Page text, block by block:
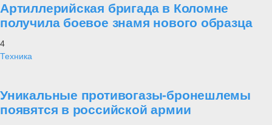
Артиллерийская бригада в Коломне
получила боевое знамя нового образца
4
Техника
Уникальные противогазы-бронешлемы
появятся в российской армии